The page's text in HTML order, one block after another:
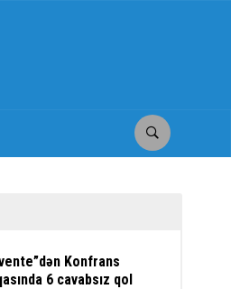
Konfrans
6 cavabsız qol